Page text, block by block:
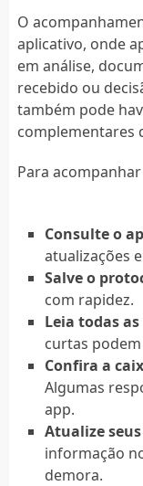
O
aplicativo, onde
em análise,
recebido ou
também pode
complementares
Para
Consulte o
atualizações
Salve o
com rapidez.
Leia todas
curtas
Confira a
Algumas
app.
Atualize
informação
demora.